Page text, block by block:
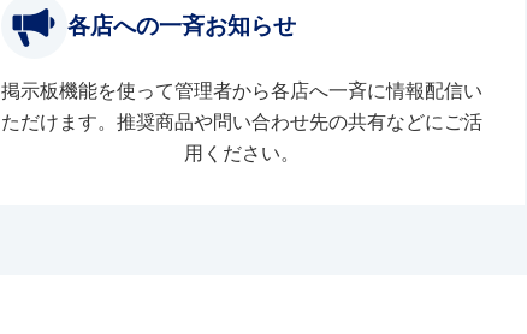
各店への一斉お知らせ
掲示板機能を使って管理者から各店へ一斉に情報配信い
ただけます。推奨商品や問い合わせ先の共有などにご活
用ください。